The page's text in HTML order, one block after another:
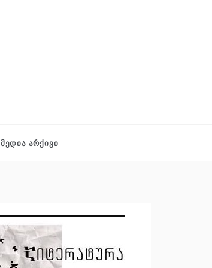
ᲛᲔᲓᲘᲐ ᲐᲠᲥᲘᲕᲘ